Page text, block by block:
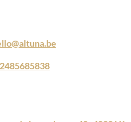
485685838